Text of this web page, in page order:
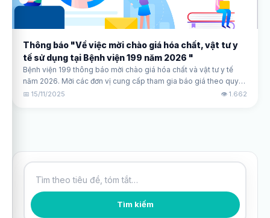
Thông báo "Về việc mời chào giá hóa chất, vật tư y
tế sử dụng tại Bệnh viện 199 năm 2026 "
Bệnh viện 199 thông báo mời chào giá hóa chất và vật tư y tế
năm 2026. Mời các đơn vị cung cấp tham gia báo giá theo quy
định.
📅 15/11/2025 👁️ 1.662
Tìm kiếm bài viết Tìm kiếm